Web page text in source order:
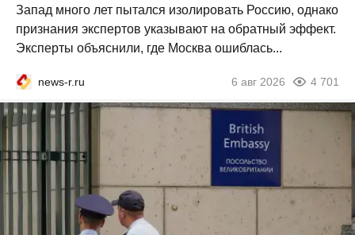
Запад много лет пытался изолировать Россию, однако
признания экспертов указывают на обратный эффект.
Эксперты объяснили, где Москва ошиблась...
news-r.ru 6 авг 2026 4 701